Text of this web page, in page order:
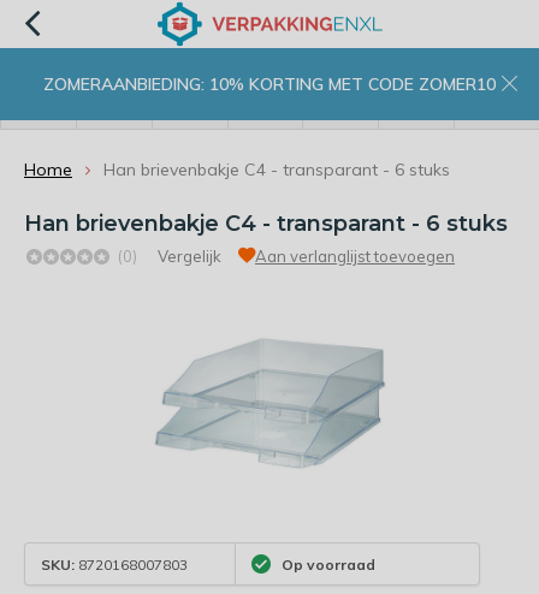
ZOMERAANBIEDING: 10% KORTING MET CODE ZOMER10
Home Han brievenbakje C4 - transparant - 6 stuks
Han brievenbakje C4 - transparant - 6 stuks
(0) Vergelijk Aan verlanglijst toevoegen
SKU: 8720168007803 Op voorraad